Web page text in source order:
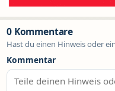
0 Kommentare
Hast du einen Hinweis oder
Kommentar